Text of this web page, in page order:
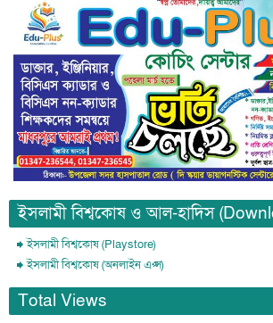
ইসলামী বিশ্বকোষ ও আল-হাদিস
ইসলামী বিশ্বকোষ (Playstore)
ইসলামী বিশ্বকোষ (অনলাইন এপ্স)
Total Views